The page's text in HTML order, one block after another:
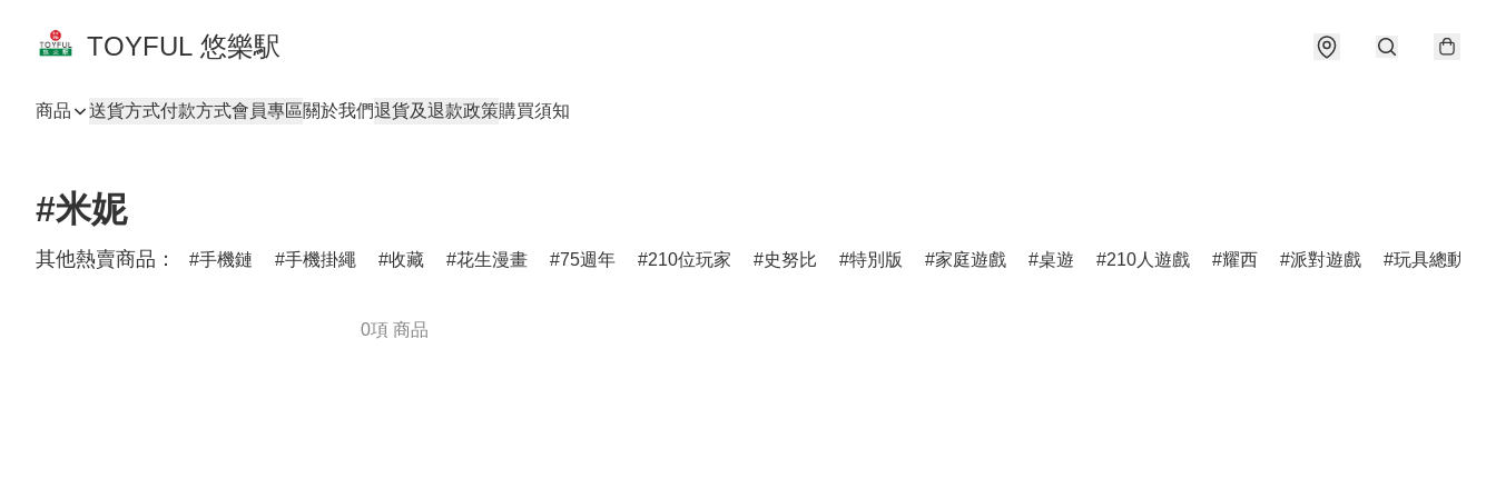
TOYFUL 悠樂駅
商品 送貨方式付款方式會員專區關於我們退貨及退款政策購買須知
#米妮
其他熱賣商品： 手機鏈 手機掛繩 收藏 花生漫畫 75週年 210位玩家 史努比 特別版 家庭遊戲 桌遊 210人遊戲 耀西 派對遊戲 玩具總動員5
0項 商品